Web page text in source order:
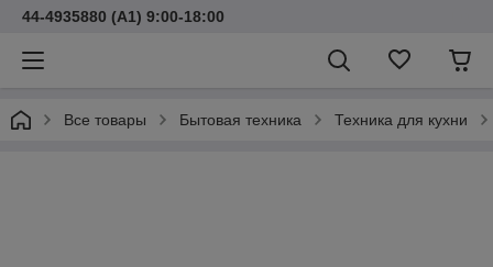
44-4935880 (A1) 9:00-18:00
Все товары Бытовая техника Техника для кухни